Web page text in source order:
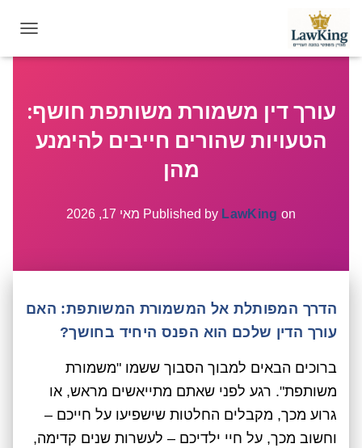
O
Lעורך דין משמורת משותפת חושף:
הטעויות שהורים חייבים להימנע
מהן
Published by LawKing on מאי 17, 2026
הדרך המפותלת אל המשמורת המשותפת: האם
עורך הדין שלכם הוא הפנס היחיד בחושך?
ברוכים הבאים למבוך הסבוך ששמו "משמורת
משותפת". רגע לפני שאתם מתייאשים מראש, או
גרוע מכך, מקבלים החלטות שישפיעו על חייכם –
וחשוב מכך, על חיי ילדיכם – לעשרות שנים קדימה,